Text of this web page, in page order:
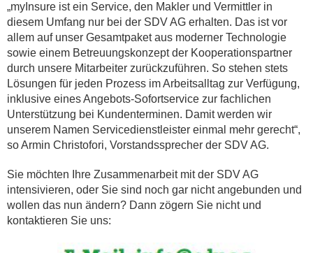
„myInsure ist ein Service, den Makler und Vermittler in
diesem Umfang nur bei der SDV AG erhalten. Das ist vor
allem auf unser Gesamtpaket aus moderner Technologie
sowie einem Betreuungskonzept der Kooperationspartner
durch unsere Mitarbeiter zurückzuführen. So stehen stets
Lösungen für jeden Prozess im Arbeitsalltag zur Verfügung,
inklusive eines Angebots-Sofortservice zur fachlichen
Unterstützung bei Kundenterminen. Damit werden wir
unserem Namen Servicedienstleister einmal mehr gerecht“,
so Armin Christofori, Vorstandssprecher der SDV AG.
Sie möchten Ihre Zusammenarbeit mit der SDV AG
intensivieren, oder Sie sind noch gar nicht angebunden und
wollen das nun ändern? Dann zögern Sie nicht und
kontaktieren Sie uns: